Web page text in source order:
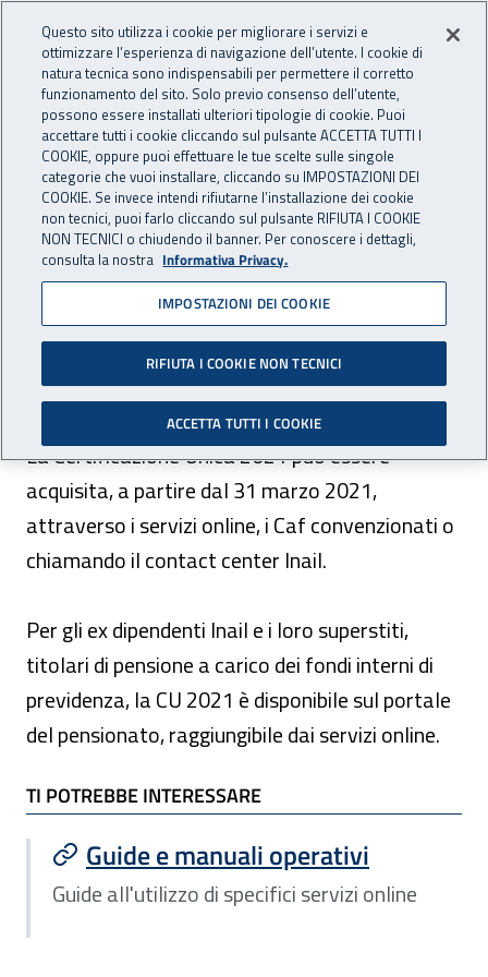
INAIL - Istituto Nazionale
Apri cerca
Navigazione principale
Navigazione - Ti trovi in:
Home Inail comunica Avvisi
Certificazione Unica 2021
relativa ai redditi percepiti
nel corso dell’anno 2020
Disponibile, dal 31 marzo 2021, la CU 2021.
La Certificazione Unica 2021 può essere
acquisita, a partire dal 31 marzo 2021,
attraverso i servizi online, i Caf convenzionati o
chiamando il contact center Inail.
Per gli ex dipendenti Inail e i loro superstiti,
titolari di pensione a carico dei fondi interni di
previdenza, la CU 2021 è disponibile sul portale
del pensionato, raggiungibile dai servizi online.
TI POTREBBE INTERESSARE
TI POTREBBE INTERESSARE
Guide e manuali operativi
Guide all'utilizzo di specifici servizi online
Questo sito utilizza i cookie per migliorare i servizi e
ottimizzare l’esperienza di navigazione dell’utente. I cookie di
natura tecnica sono indispensabili per permettere il corretto
funzionamento del sito. Solo previo consenso dell’utente,
possono essere installati ulteriori tipologie di cookie. Puoi
accettare tutti i cookie cliccando sul pulsante ACCETTA TUTTI I
COOKIE, oppure puoi effettuare le tue scelte sulle singole
categorie che vuoi installare, cliccando su IMPOSTAZIONI DEI
COOKIE. Se invece intendi rifiutarne l’installazione dei cookie
non tecnici, puoi farlo cliccando sul pulsante RIFIUTA I COOKIE
NON TECNICI o chiudendo il banner. Per conoscere i dettagli,
consulta la nostra Informativa Privacy.
IMPOSTAZIONI DEI COOKIE
RIFIUTA I COOKIE NON TECNICI
ACCETTA TUTTI I COOKIE